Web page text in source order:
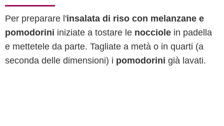
Per preparare l'insalata di riso con melanzane e
pomodorini iniziate a tostare le nocciole in padella
e mettetele da parte. Tagliate a metà o in quarti (a
seconda delle dimensioni) i pomodorini già lavati.